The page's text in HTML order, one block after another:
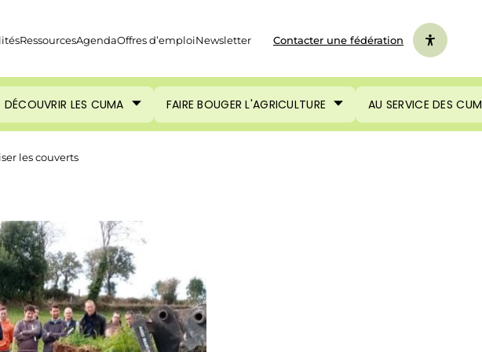
RessourcesAgendaOffres d’emploiNewsletter Contacter une fédération
DÉCOUVRIR LES CUMA FAIRE BOUGER L'AGRICULTURE AU SERVICE DES
les couverts